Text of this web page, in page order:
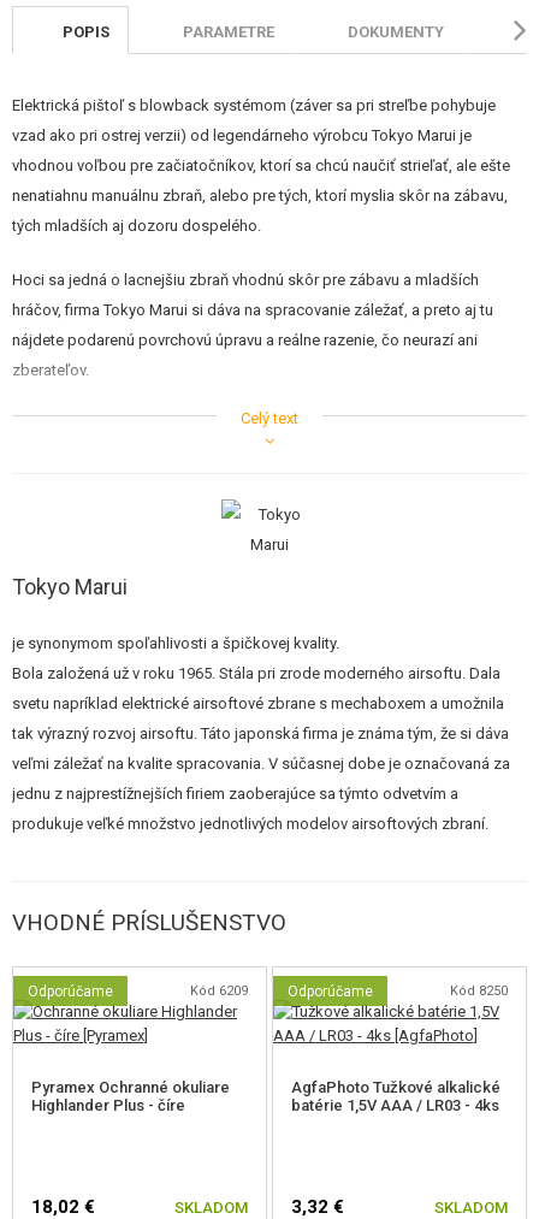
KONTAKT
POPIS PARAMETRE DOKUMENTY
Elektrická pištoľ s blowback systémom (záver sa pri streľbe pohybuje
vzad ako pri ostrej verzii) od legendárneho výrobcu Tokyo Marui je
vhodnou voľbou pre začiatočníkov, ktorí sa chcú naučiť strieľať, ale ešte
nenatiahnu manuálnu zbraň, alebo pre tých, ktorí myslia skôr na zábavu,
tých mladších aj dozoru dospelého.
Hoci sa jedná o lacnejšiu zbraň vhodnú skôr pre zábavu a mladších
hráčov, firma Tokyo Marui si dáva na spracovanie záležať, a preto aj tu
nájdete podarenú povrchovú úpravu a reálne razenie, čo neurazí ani
zberateľov.
Pistoli poháňa 4x AAA batérie (nie sú súčasťou balenia), ktoré sa vkladajú
Zbraň strieľa jednotlivo aj dávkou.
Pri inštalácii batérií dajte pozor na správnu polarituuvedenú z
vnútornej strany dvierok priestoru pre batérie (pažbička).
dôvodu väčšieho výkonu a správnej funkčnosti. Niektoré menej
výkonné batérie, aj keď sú nové, zbraň nenatiahnu! Osvedčené sú tie z
našej ponuky. Pozri vhodné príslušenstvo nižšie.
Pri streľbe vždy používajte ochranné okuliare .
Celý text
Tokyo Marui
je synonymom spoľahlivosti a špičkovej kvality.
Bola založená už v roku 1965. Stála pri zrode moderného airsoftu. Dala
svetu napríklad elektrické airsoftové zbrane s mechaboxem a umožnila
tak výrazný rozvoj airsoftu. Táto japonská firma je známa tým, že si dáva
veľmi záležať na kvalite spracovania. V súčasnej dobe je označovaná za
jednu z najprestížnejších firiem zaoberajúce sa týmto odvetvím a
produkuje veľké množstvo jednotlivých modelov airsoftových zbraní.
VHODNÉ PRÍSLUŠENSTVO
Odporúčame Kód 6209
Pyramex Ochranné okuliare
Highlander Plus - číre
18,02 € SKLADOM
Odporúčame Kód 8250
AgfaPhoto Tužkové alkalické
batérie 1,5V AAA / LR03 - 4ks
3,32 € SKLADOM